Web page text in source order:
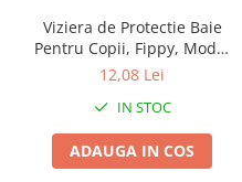
Liniare 220V
Perdea 220V
Turturi/Franjuri 220V
Diverse pentru casa si camping
Feronerie
Viziera de Protectie Baie
Pentru Copii, Fippy, Model
Coroana, Dimensiune
curatat, Impotriva
Samponului, pentru Ochi si
Urechi, TPE+PP, Galbena
12,08 Lei
IN STOC
ADAUGA IN COS